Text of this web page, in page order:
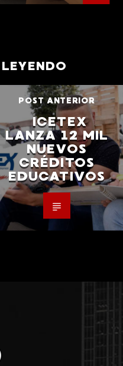
POST ANTERIOR
ICETEX
LANZA 12 MIL
NUEVOS
CRÉDITOS
EDUCATIVOS